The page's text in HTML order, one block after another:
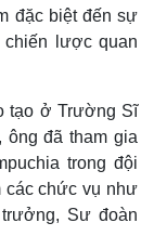
đặc biệt đến sự
chiến lược quan
tạo ở Trường Sĩ
ông đã tham gia
trong đội
các chức vụ như
Sư đoàn